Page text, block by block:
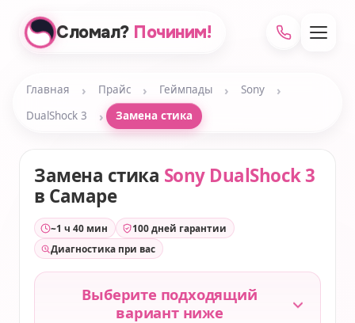
Сломал? Починим!
Главная › Прайс › Геймпады › Sony ›
DualShock 3 › Замена стика
Замена стика Sony DualShock 3
в Самаре
~1 ч 40 мин
100 дней гарантии
Диагностика при вас
Выберите подходящий
вариант ниже